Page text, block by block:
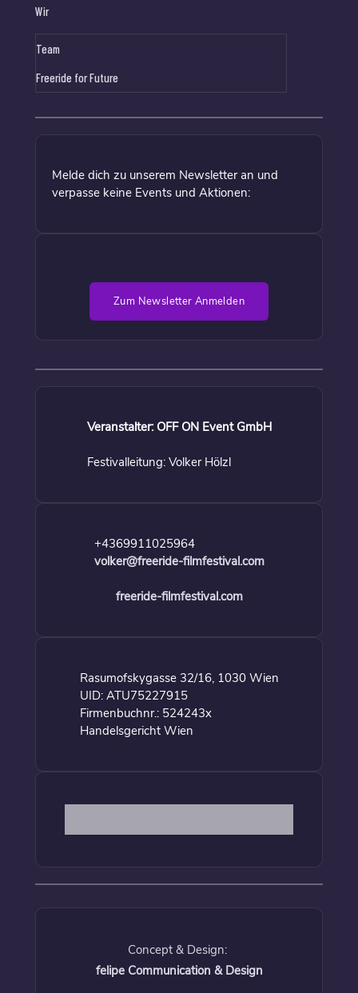
Wir
Team
Freeride for Future
Melde dich zu unserem Newsletter an und
verpasse keine Events und Aktionen:
Zum Newsletter Anmelden
Veranstalter: OFF ON Event GmbH
Festivalleitung: Volker Hölzl
+4369911025964
volker@freeride-filmfestival.com
freeride-filmfestival.com
Rasumofskygasse 32/16, 1030 Wien
UID: ATU75227915
Firmenbuchnr.: 524243x
Handelsgericht Wien
Concept & Design:
felipe Communication & Design